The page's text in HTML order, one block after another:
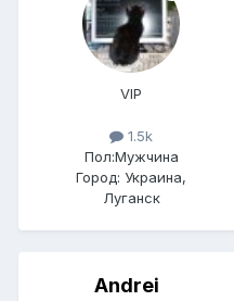
VIP
1.5k
Пол:Мужчина
Город: Украина,
Луганск
Andrei